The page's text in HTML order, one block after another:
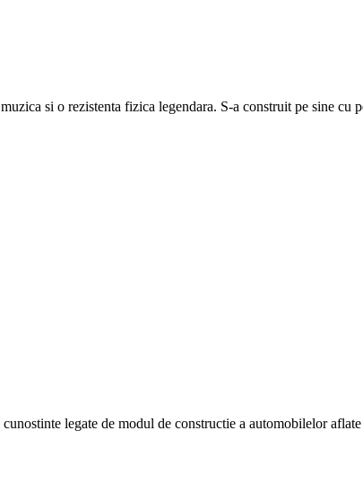
si o rezistenta fizica legendara. S-a construit pe sine cu
legate de modul de constructie a automobilelor